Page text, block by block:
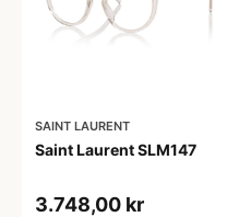
SAINT LAURENT
Saint Laurent SLM147
3.748,00 kr